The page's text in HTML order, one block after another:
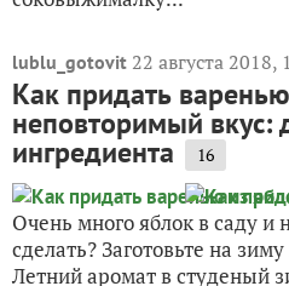
lublu_gotovit 22 августа 2018,
Как придать
неповторимый вкус:
ингредиента 16
Очень много яблок в саду и
сделать? Заготовьте на
Летний аромат в студеный